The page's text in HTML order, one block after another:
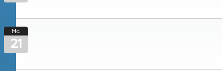
Mo.
21